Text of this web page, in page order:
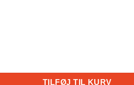
TILFØJ TIL KURV